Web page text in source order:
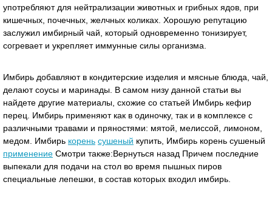
употребляют для нейтрализации животных и грибных ядов, при
кишечных, почечных, желчных коликах. Хорошую репутацию
заслужил имбирный чай, который одновременно тонизирует,
согревает и укрепляет иммунные силы организма.
Имбирь добавляют в кондитерские изделия и мясные блюда, чай,
делают соусы и маринады. В самом низу данной статьи вы
найдете другие материалы, схожие со статьей Имбирь кефир
перец. Имбирь применяют как в одиночку, так и в комплексе с
различными травами и пряностями: мятой, мелиссой, лимоном,
медом. Имбирь корень сушеный купить, Имбирь корень сушеный
применение Смотри также:Вернуться назад Причем последние
выпекали для подачи на стол во время пышных пиров
специальные лепешки, в состав которых входил имбирь.